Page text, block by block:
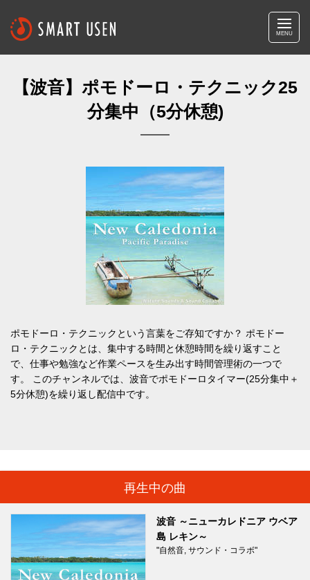
MENU
【波音】ポモドーロ・テクニック25
分集中（5分休憩)
ポモドーロ・テクニックという言葉をご存知ですか？ ポモドー
ロ・テクニックとは、集中する時間と休憩時間を繰り返すこと
で、仕事や勉強など作業ペースを生み出す時間管理術の一つで
す。 このチャンネルでは、波音でポモドーロタイマー(25分集中＋
5分休憩)を繰り返し配信中です。
再生中の曲
波音 ～ニューカレドニア ウベア
島 レキン～
"自然音, サウンド・コラボ"